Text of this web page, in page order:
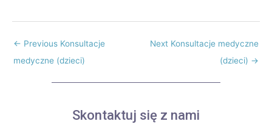
← Previous Konsultacje
medyczne (dzieci)
Next Konsultacje medyczne
(dzieci) →
Skontaktuj się z nami